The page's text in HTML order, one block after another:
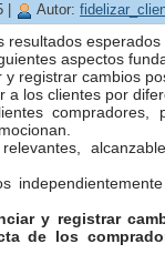
| Autor:
resultados
aspectos
y registrar cambios
a los clientes por
compradores,
y registrar
de los